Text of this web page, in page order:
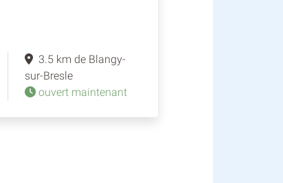
3.5 km de Blangy-
sur-Bresle
ouvert maintenant